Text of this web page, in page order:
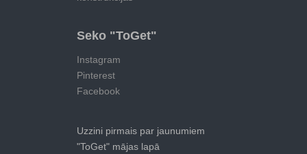
Seko "ToGet"
Instagram
Pinterest
Facebook
Uzzini pirmais par jaunumiem
"ToGet" mājas lapā